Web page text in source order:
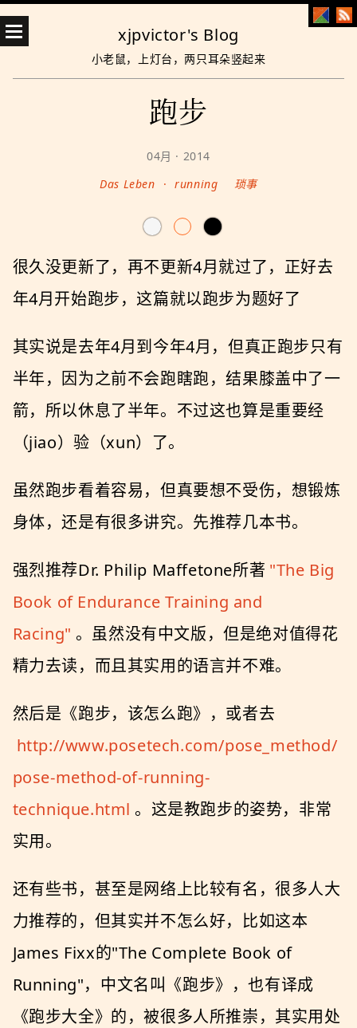
xjpvictor's Blog
小老鼠，上灯台，两只耳朵竖起来
跑步
04月 · 2014
Das Leben
· running 琐事
很久没更新了，再不更新4月就过了，正好去
年4月开始跑步，这篇就以跑步为题好了
其实说是去年4月到今年4月，但真正跑步只有
半年，因为之前不会跑瞎跑，结果膝盖中了一
箭，所以休息了半年。不过这也算是重要经
（jiao）验（xun）了。
虽然跑步看着容易，但真要想不受伤，想锻炼
身体，还是有很多讲究。先推荐几本书。
强烈推荐Dr. Philip Maffetone所著 "The Big
Book of Endurance Training and
Racing" 。虽然没有中文版，但是绝对值得花
精力去读，而且其实用的语言并不难。
然后是《跑步，该怎么跑》，或者去
http://www.posetech.com/pose_method/
pose-method-of-running-
technique.html 。这是教跑步的姿势，非常
实用。
还有些书，甚至是网络上比较有名，很多人大
力推荐的，但其实并不怎么好，比如这本
James Fixx的"The Complete Book of
Running"，中文名叫《跑步》，也有译成
《跑步大全》的，被很多人所推崇，其实用处